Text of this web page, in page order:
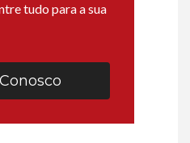
tudo para a sua